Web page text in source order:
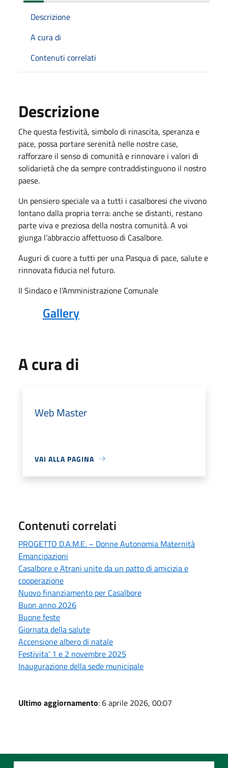
Descrizione
A cura di
Contenuti correlati
Descrizione
Che questa festività, simbolo di rinascita, speranza e
pace, possa portare serenità nelle nostre case,
rafforzare il senso di comunità e rinnovare i valori di
solidarietà che da sempre contraddistinguono il nostro
paese.
Un pensiero speciale va a tutti i casalboresi che vivono
lontano dalla propria terra: anche se distanti, restano
parte viva e preziosa della nostra comunità. A voi
giunga l’abbraccio affettuoso di Casalbore.
Auguri di cuore a tutti per una Pasqua di pace, salute e
rinnovata fiducia nel futuro.
Il Sindaco e l’Amministrazione Comunale
Gallery
A cura di
Web Master
VAI ALLA PAGINA
Contenuti correlati
PROGETTO D.A.M.E. – Donne Autonomia Maternità
Emancipazioni
Casalbore e Atrani unite da un patto di amicizia e
cooperazione
Nuovo finanziamento per Casalbore
Buon anno 2026
Buone feste
Giornata della salute
Accensione albero di natale
Festivita' 1 e 2 novembre 2025
Inaugurazione della sede municipale
Ultimo aggiornamento: 6 aprile 2026, 00:07